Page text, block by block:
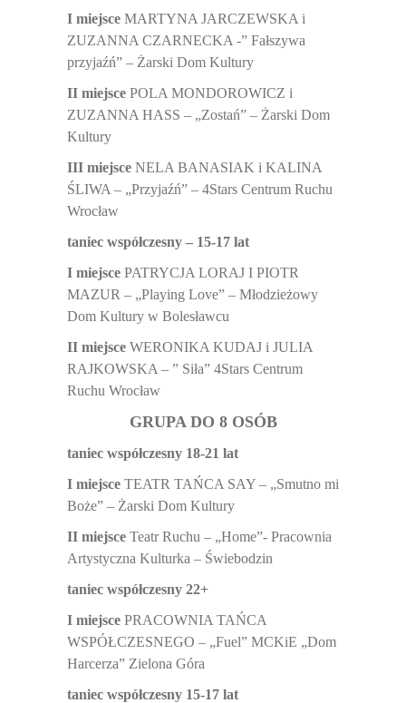
I miejsce MARTYNA JARCZEWSKA i
ZUZANNA CZARNECKA -” Fałszywa
przyjaźń” – Żarski Dom Kultury
II miejsce POLA MONDOROWICZ i
ZUZANNA HASS – „Zostań” – Żarski Dom
Kultury
III miejsce NELA BANASIAK i KALINA
ŚLIWA – „Przyjaźń” – 4Stars Centrum Ruchu
Wrocław
taniec współczesny – 15-17 lat
I miejsce PATRYCJA LORAJ I PIOTR
MAZUR – „Playing Love” – Młodzieżowy
Dom Kultury w Bolesławcu
II miejsce WERONIKA KUDAJ i JULIA
RAJKOWSKA – ” Siła” 4Stars Centrum
Ruchu Wrocław
GRUPA DO 8 OSÓB
taniec współczesny 18-21 lat
I miejsce TEATR TAŃCA SAY – „Smutno mi
Boże” – Żarski Dom Kultury
II miejsce Teatr Ruchu – „Home”- Pracownia
Artystyczna Kulturka – Świebodzin
taniec współczesny 22+
I miejsce PRACOWNIA TAŃCA
WSPÓŁCZESNEGO – „Fuel” MCKiE „Dom
Harcerza” Zielona Góra
taniec współczesny 15-17 lat